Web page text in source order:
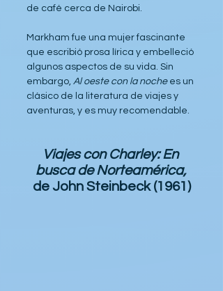
de café cerca de Nairobi.
Markham fue una mujer fascinante
que escribió prosa lírica y embelleció
algunos aspectos de su vida. Sin
embargo, Al oeste con la noche es un
clásico de la literatura de viajes y
aventuras, y es muy recomendable.
Viajes con Charley: En
busca de Norteamérica,
de John Steinbeck (1961)